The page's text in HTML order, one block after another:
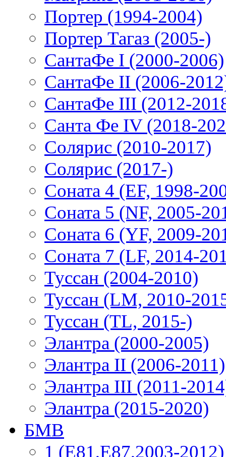
Портер (1994-2004)
Портер Тагаз (2005-)
СантаФе I (2000-2006)
СантаФе II (2006-
СантаФе III (2012-
Санта Фе IV (2018-
Солярис (2010-2017)
Солярис (2017-)
Соната 4 (EF, 1998-
Соната 5 (NF, 2005-
Соната 6 (YF, 2009-
Соната 7 (LF, 2014-
Туссан (2004-2010)
Туссан (LM, 2010-
Туссан (TL, 2015-)
Элантра (2000-2005)
Элантра II (2006-2011)
Элантра III (2011-
Элантра (2015-2020)
БМВ
1 (E81,E87,2003-2012)